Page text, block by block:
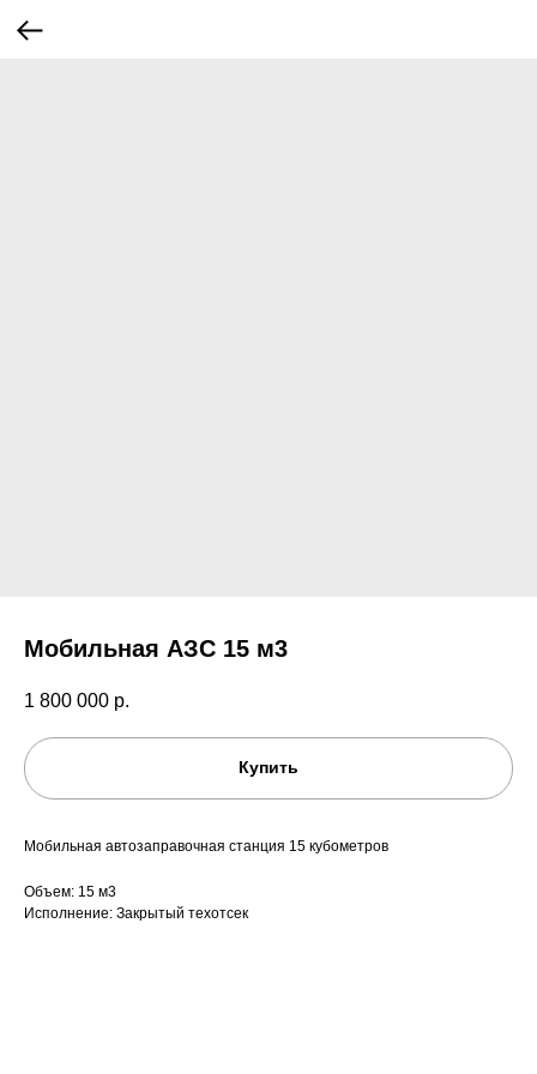
Мобильная АЗС 15 м3
1 800 000 р.
Купить
Мобильная автозаправочная станция 15 кубометров
Объем: 15 м3
Исполнение: Закрытый техотсек